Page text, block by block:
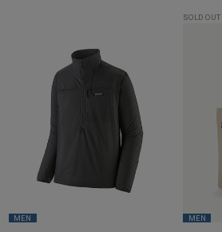
MEN
SOLD OUT
MEN